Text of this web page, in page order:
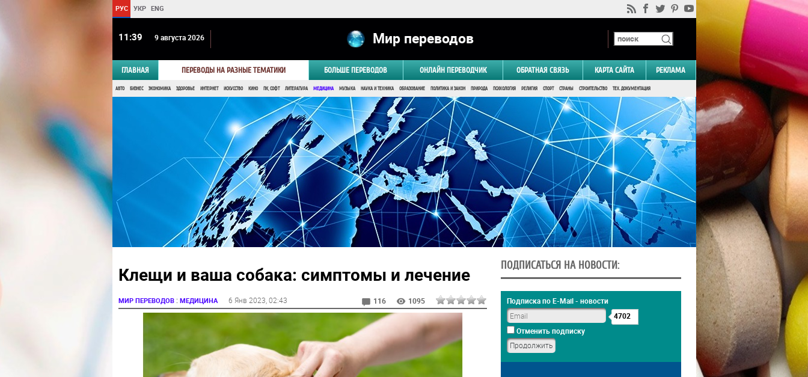
РУС УКР ENG
11 39 9 августа 2026 Мир переводов
ГЛАВНАЯ ПЕРЕВОДЫ НА РАЗНЫЕ ТЕМАТИКИ БОЛЬШЕ ПЕРЕВОДОВ ОНЛАЙН ПЕРЕВОДЧИК ОБРАТНАЯ СВЯЗЬ КАРТА САЙТА РЕКЛАМА
АВТО БИЗНЕС ЭКОНОМИКА ЗДОРОВЬЕ ИНТЕРНЕТ ИСКУССТВО КИНО ПК, СОФТ ЛИТЕРАТУРА МЕДИЦИНА МУЗЫКА НАУКА И ТЕХНИКА ОБРАЗОВАНИЕ ПОЛИТИКА И ЗАКОН ПРИРОДА ПСИХОЛОГИЯ РЕЛИГИЯ СПОРТ СТРАНЫ СТРОИТЕЛЬСТВО ТЕХ. ДОКУМЕНТАЦИЯ
Клещи и ваша собака: симптомы и лечение
МИР ПЕРЕВОДОВ: МЕДИЦИНА 6 Янв 2023 , 02:43 116 1095
ПОДПИСАТЬСЯ НА НОВОСТИ:
Подписка по E-Mail - новости
4702
Отменить подписку